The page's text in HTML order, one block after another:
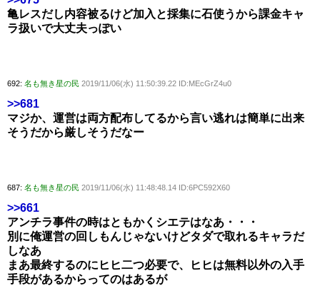
亀レスだし内容被るけど加入と採集に石使うから課金キャ
ラ扱いで大丈夫っぽい
692: 名も無き星の民 2019/11/06(水) 11:50:39.22 ID:MEcGrZ4u0
>>681
マジか、運営は両方配布してるから言い逃れは簡単に出来
そうだから厳しそうだなー
687: 名も無き星の民 2019/11/06(水) 11:48:48.14 ID:6PC592X60
>>661
アンチラ事件の時はともかくシエテはなあ・・・
別に俺運営の回しもんじゃないけどタダで取れるキャラだ
しなあ
まあ最終するのにヒヒ二つ必要で、ヒヒは無料以外の入手
手段があるからってのはあるが